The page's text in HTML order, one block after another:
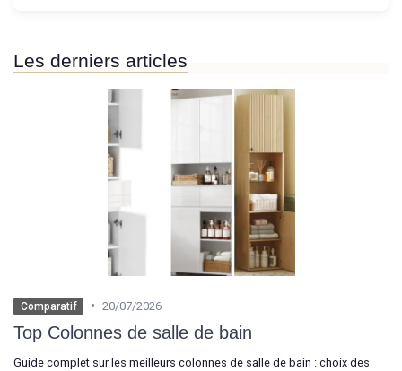
Les derniers articles
Comparatif • 20/07/2026
Top Colonnes de salle de bain
Guide complet sur les meilleurs colonnes de salle de bain : choix des